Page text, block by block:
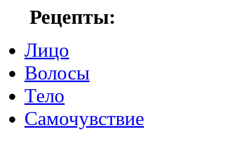
Рецепты:
Лицо
Волосы
Тело
Самочувствие